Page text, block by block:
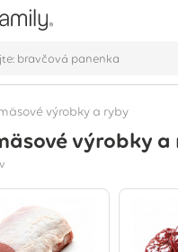
výrobky a ryby
výrobky a